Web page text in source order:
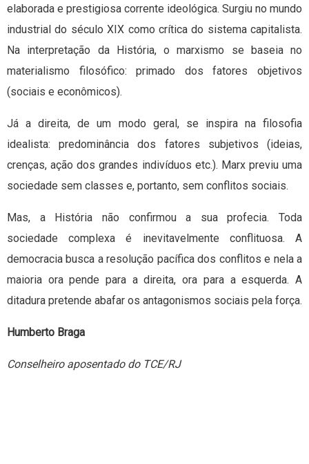
elaborada e prestigiosa corrente ideológica. Surgiu no mundo
industrial do século XIX como crítica do sistema capitalista.
Na interpretação da História, o marxismo se baseia no
materialismo filosófico: primado dos fatores objetivos
(sociais e econômicos).
Já a direita, de um modo geral, se inspira na filosofia
idealista: predominância dos fatores subjetivos (ideias,
crenças, ação dos grandes indivíduos etc.). Marx previu uma
sociedade sem classes e, portanto, sem conflitos sociais.
Mas, a História não confirmou a sua profecia. Toda
sociedade complexa é inevitavelmente conflituosa. A
democracia busca a resolução pacífica dos conflitos e nela a
maioria ora pende para a direita, ora para a esquerda. A
ditadura pretende abafar os antagonismos sociais pela força.
Humberto Braga
Conselheiro aposentado do TCE/RJ